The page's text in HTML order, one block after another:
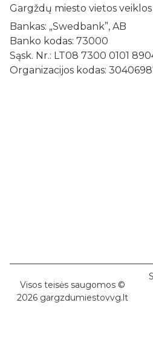
Gargždų miesto vietos
Bankas: „Swedbank”, AB
Banko kodas: 73000
Sąsk. Nr.: LT08 7300 0101
Organizacijos kodas:
Visos teisės saugomos ©
2026 gargzdumiestovvg.lt